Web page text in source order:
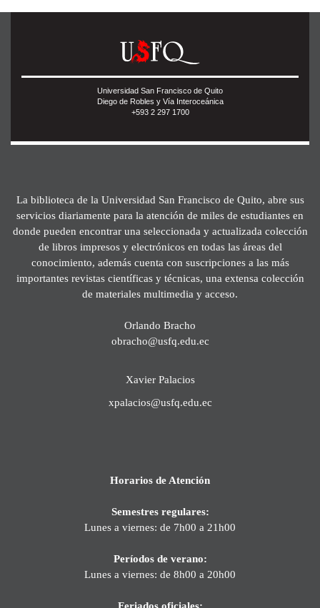
Universidad San Francisco de Quito
Diego de Robles y Vía Interoceánica
+593 2 297 1700
La biblioteca de la Universidad San Francisco de Quito, abre sus
servicios diariamente para la atención de miles de estudiantes en
donde pueden encontrar una seleccionada y actualizada colección
de libros impresos y electrónicos en todas las áreas del
conocimiento, además cuenta con suscripciones a las más
importantes revistas científicas y técnicas, una extensa colección
de materiales multimedia y acceso.
Orlando Bracho
obracho@usfq.edu.ec
Xavier Palacios
xpalacios@usfq.edu.ec
Horarios de Atención
Semestres regulares:
Lunes a viernes: de 7h00 a 21h00
Períodos de verano:
Lunes a viernes: de 8h00 a 20h00
Feriados oficiales: